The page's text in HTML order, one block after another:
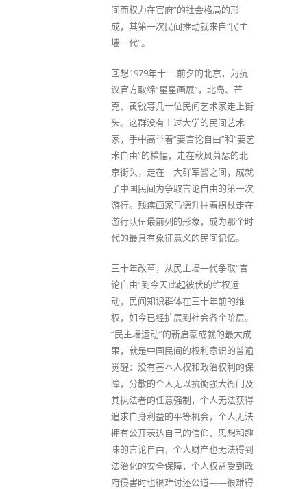
间而权力在官府”的社会格局的形
成，其第一次民间推动就来自“民主
墙一代”。
回想1979年十·一前夕的北京，为抗
议官方取缔“星星画展”，北岛、芒
克、黄锐等几十位民间艺术家走上街
头。这群没有上过大学的民间艺术
家，手中高举着“要言论自由”和“要艺
术自由”的横幅，走在秋风萧瑟的北
京街头，走在一大群军警之间，成就
了中国民间为争取言论自由的第一次
游行。残疾画家马德升拄着拐杖走在
游行队伍最前列的形象，成为那个时
代的最具有象征意义的民间记忆。
三十年改革，从民主墙一代争取“言
论自由”到今天此起彼伏的维权运
动，民间知识群体在三十年前的维
权，如今已经扩展到社会各个阶层。
“民主墙运动”的新启蒙成就的最大成
果，就是中国民间的权利意识的普遍
觉醒：没有基本人权和政治权利的保
障，分散的个人无以抗衡强大衙门及
其执法者的任意强制，个人无法获得
追求自身利益的平等机会，个人无法
拥有公开表达自己的信仰、思想和趣
味的言论自由，个人财产也无法得到
法治化的安全保障，个人权益受到政
府侵害时也很难讨还公道——很难得